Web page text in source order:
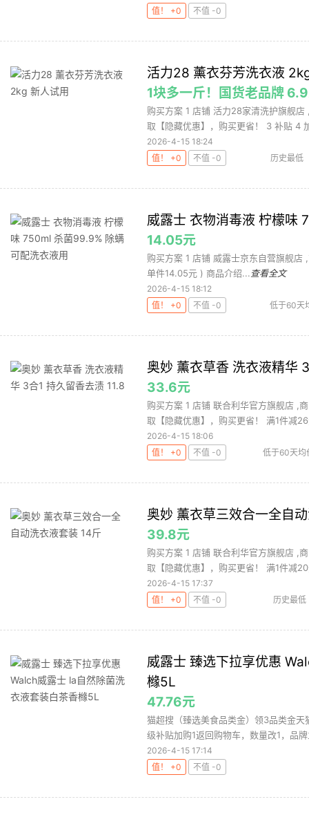
值！ +0
不值 -0
活力28 薰衣芬芳洗衣液
1块多一斤！国货老品牌
购买方案 1 店铺 活力28家清洗护旗舰
取【隐藏优惠】，购买更省！ 3 补贴 4
2026-4-15 18:24
值！ +0
不值 -0 历史最低
威露士 衣物消毒液 柠檬味
14.05元
购买方案 1 店铺 威露士京东自营旗舰
单件14.05元 ) 商品介绍... 查看全文
2026-4-15 18:12
值！ +0
不值 -0
低于60天
奥妙 薰衣草香 洗衣液精华
33.6元
购买方案 1 店铺 联合利华官方旗舰店 ,
取【隐藏优惠】，购买更省！ 满1件减
2026-4-15 18:06
值！ +0
不值 -0 低于60天均
奥妙 薰衣草三效合一全自
39.8元
购买方案 1 店铺 联合利华官方旗舰店 ,
取【隐藏优惠】，购买更省！ 满1件减
2026-4-15 17:37
值！ +0
不值 -0 历史最低
威露士 臻选下拉享优惠
橼5L
47.76元
猫超搜（臻选美食品类金）领3品类金
级补贴加购1返回购物车，数量改1，品
2026-4-15 17:14
值！ +0
不值 -0